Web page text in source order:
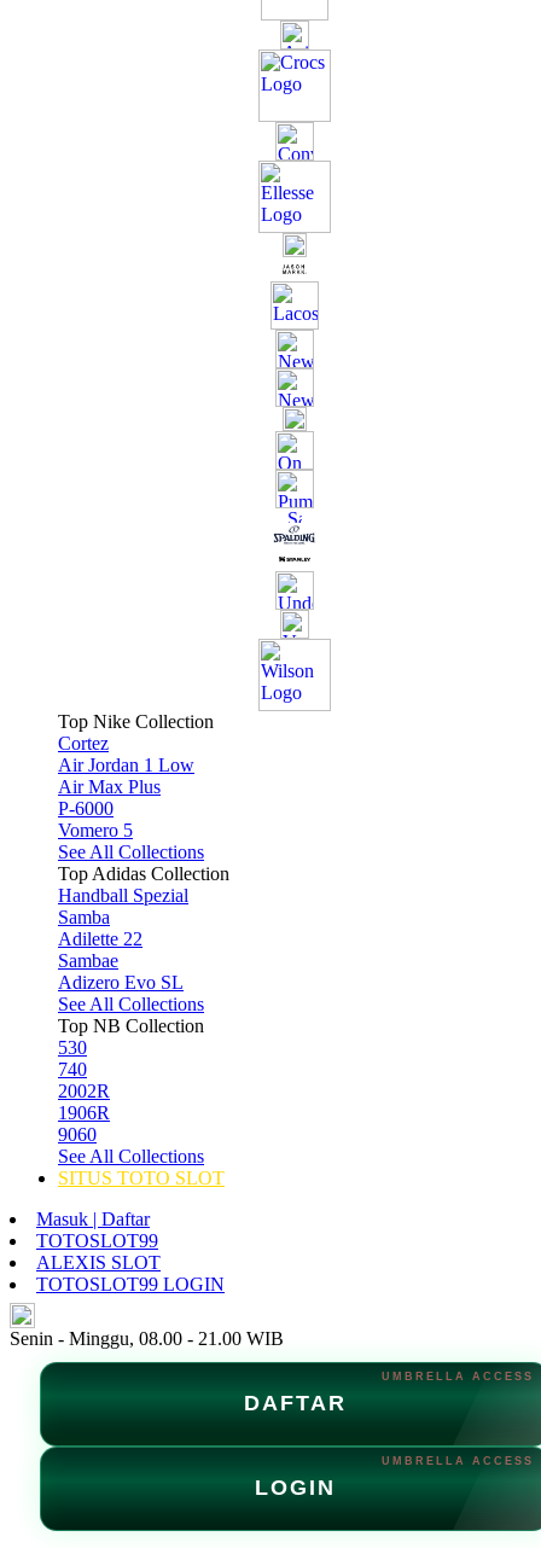
Top Nike Collection
Cortez
Air Jordan 1 Low
Air Max Plus
P-6000
Vomero 5
See All Collections
Top Adidas Collection
Handball Spezial
Samba
Adilette 22
Sambae
Adizero Evo SL
See All Collections
Top NB Collection
530
740
2002R
1906R
9060
See All Collections
SITUS TOTO SLOT
Masuk | Daftar
TOTOSLOT99
ALEXIS SLOT
TOTOSLOT99 LOGIN
Senin - Minggu, 08.00 - 21.00 WIB
DAFTAR
LOGIN